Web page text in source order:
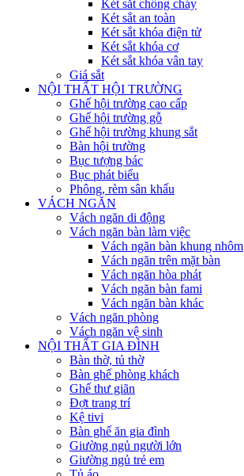
Két sắt chống cháy
Két sắt an toàn
Két sắt khóa điện tử
Két sắt khóa cơ
Két sắt khóa vân tay
Giá sắt
NỘI THẤT HỘI TRƯỜNG
Ghế hội trường cao cấp
Ghế hội trường gỗ
Ghế hội trường khung sắt
Bàn hội trường
Bục tượng bác
Bục phát biểu
Phông, rèm sân khấu
VÁCH NGĂN
Vách ngăn di động
Vách ngăn bàn làm việc
Vách ngăn bàn khung nhôm
Vách ngăn trên mặt bàn
Vách ngăn hòa phát
Vách ngăn bàn fami
Vách ngăn bàn khác
Vách ngăn phòng
Vách ngăn vệ sinh
NỘI THẤT GIA ĐÌNH
Bàn thờ, tủ thờ
Bàn ghế phòng khách
Ghế thư giãn
Đợt trang trí
Kệ tivi
Bàn ghế ăn gia đình
Giường ngủ người lớn
Giường ngủ trẻ em